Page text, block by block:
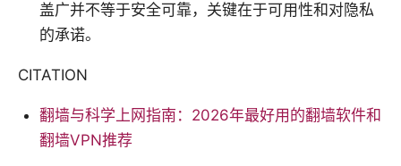
盖广并不等于安全可靠，关键在于可用性和对隐私
的承诺。
CITATION
翻墙与科学上网指南：2026年最好用的翻墙软件和
翻墙VPN推荐